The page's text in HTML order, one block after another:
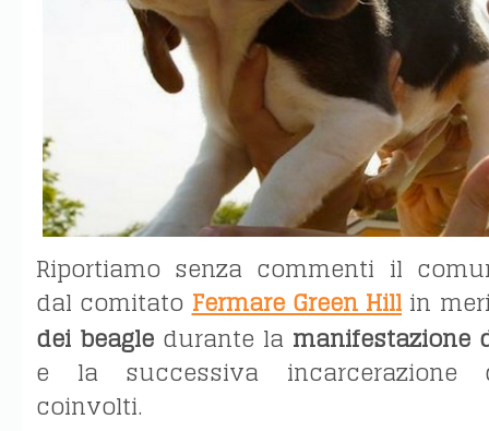
Riportiamo senza commenti il
dal comitatoFermare Green Hill in
dei beagle durante la manifestazione
e la successiva incarcerazione
coinvolti.